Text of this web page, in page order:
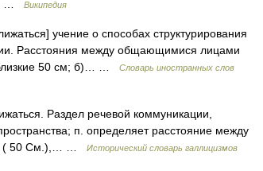
…
Википедия
учение о способах структурирования
Расстояния между общающимися лицами
50 см; б)… …
Словарь иностранных слов
Раздел речевой коммуникации,
п. определяет расстояние между
( 50 См.),… …
Исторический словарь галлицизмов